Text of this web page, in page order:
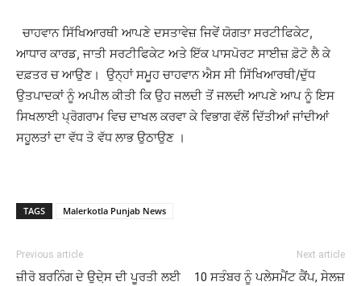
ਚਾਹਵਾਨ ਸਿੱਖਿਆਰਥੀ ਆਪਣੇ ਦਸਤਾਵੇਜ਼ ਜਿਵੇਂ ਯੋਗਤਾ ਸਰਟੀਫਿਕੇਟ,
ਆਧਾਰ ਕਾਰਡ, ਜਾਤੀ ਸਰਟੀਫਿਕੇਟ ਅਤੇ ਇੱਕ ਪਾਸਪੋਰਟ ਸਾਈਜ਼ ਫ਼ੋਟੋ ਲੈ ਕੇ
ਦਫ਼ਤਰ ਚ ਆਉਣ। ਉਨ੍ਹਾਂ ਸਮੂਹ ਚਾਹਵਾਨ ਐਸ ਸੀ ਸਿੱਖਿਆਰਥੀ/ਦੁੱਧ
ਉਤਪਾਦਕਾਂ ਨੂੰ ਅਪੀਲ ਕੀਤੀ ਕਿ ਉਹ ਜਲਦੀ ਤੋਂ ਜਲਦੀ ਆਪਣੇ ਆਪ ਨੂੰ ਇਸ
ਸਿਖਲਾਈ ਪ੍ਰੋਗਰਾਮ ਵਿਚ ਦਾਖਲ ਕਰਵਾ ਕੇ ਵਿਭਾਗ ਵੱਲੋਂ ਦਿੱਤੀਆਂ ਜਾਂਦੀਆਂ
ਸਹੂਲਤਾਂ ਦਾ ਵੱਧ ਤੋ ਵੱਧ ਲਾਭ ਉਠਾਉਣ ।
TAGS Malerkotla Punjab News
Previous article
ਜ਼ੀਰੋ ਬਰਨਿੰਗ ਦੇ ਉਦੇ਼ਸ ਦੀ ਪੂਰਤੀ ਲਈ
Next article
10 ਸਤੰਬਰ ਨੂੰ ਪਲੇਸਮੈਂਟ ਕੈਂਪ, ਸੇਲਜ਼